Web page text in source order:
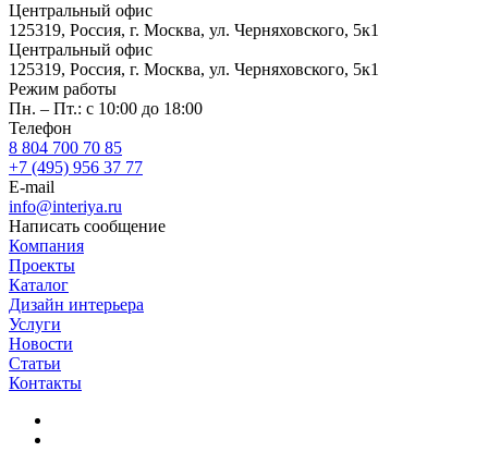
Центральный офис
125319, Россия, г. Москва, ул. Черняховского, 5к1
Центральный офис
125319, Россия, г. Москва, ул. Черняховского, 5к1
Режим работы
Пн. – Пт.: с 10:00 до 18:00
Телефон
8 804 700 70 85
+7 (495) 956 37 77
E-mail
info@interiya.ru
Написать сообщение
Компания
Проекты
Каталог
Дизайн интерьера
Услуги
Новости
Статьи
Контакты